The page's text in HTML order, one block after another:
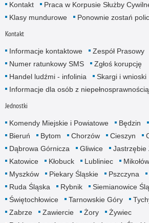
Kontakt
Praca w Korpusie Służby
Klasy mundurowe
Ponownie zostań
Kontakt
Informacje kontaktowe
Zespół Prasowy
Numer ratunkowy SMS
Zgłoś korupcję
Handel ludźmi - infolinia
Skargi i wnioski
Informacje dla osób z niepełnosprawnością
Jednostki
Komendy Miejskie i Powiatowe Będzin
Bieruń
Bytom Chorzów Cieszyn
Dąbrowa Górnicza
Gliwice Jastrzębie
Katowice
Kłobuck Lubliniec Mikołów
Myszków
Piekary Śląskie Pszczyna
Ruda Śląska
Rybnik Siemianowice
Świętochłowice
Tarnowskie Góry
Zabrze
Zawiercie Żory
Żywiec